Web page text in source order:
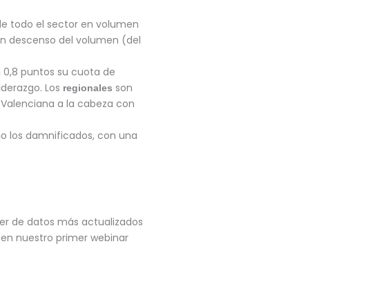
todo el sector en volumen
descenso del volumen (del
puntos su cuota de
Los regionales son
a la cabeza con
los damnificados, con una
de datos más actualizados
nuestro primer webinar